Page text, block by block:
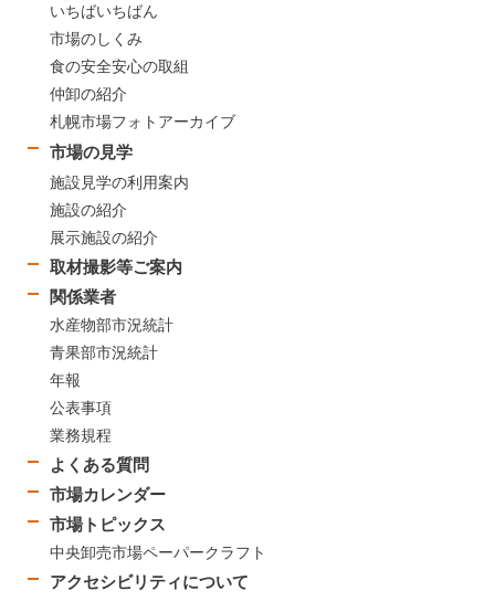
いちばいちばん
市場のしくみ
食の安全安心の取組
仲卸の紹介
札幌市場フォトアーカイブ
市場の見学
施設見学の利用案内
施設の紹介
展示施設の紹介
取材撮影等ご案内
関係業者
水産物部市況統計
青果部市況統計
年報
公表事項
業務規程
よくある質問
市場カレンダー
市場トピックス
中央卸売市場ペーパークラフト
アクセシビリティについて